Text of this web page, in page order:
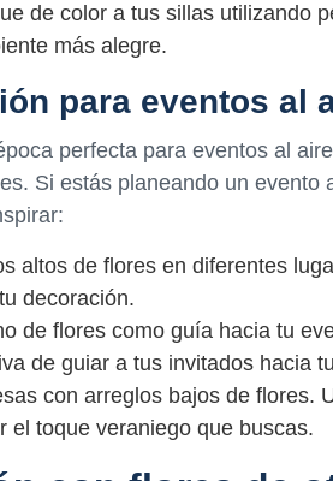
de color a tus sillas utilizando
más alegre.
para eventos al
perfecta para eventos al
Si estás planeando un
altos de flores en diferentes
decoración.
de flores como guía hacia tu
de guiar a tus invitados hacia
con arreglos bajos de flores.
el toque veraniego que buscas.